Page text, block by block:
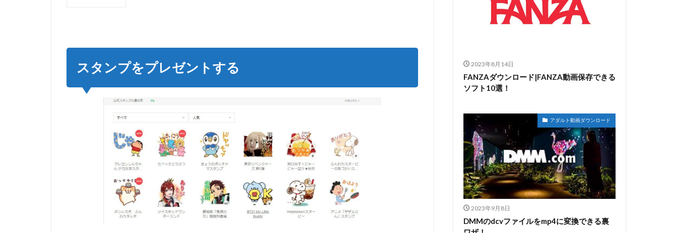
プ
プ
ゼ
スタンプをプレゼントする 2023年8月14日
FANZAダウンロード|FANZA動画保存できる
ソフト10選！
アダルト動画ダウンロード
2023年9月8日
DMMのdcvファイルをmp4に変換できる裏